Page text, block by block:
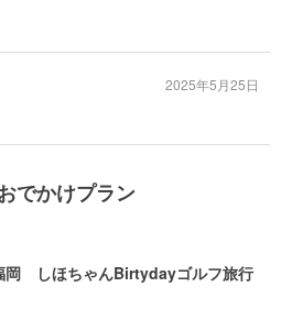
2025年5月25日
でかけプラン
岡 しほちゃんBirtydayゴルフ旅行